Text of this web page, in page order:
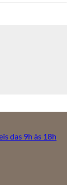
das 9h às 18h